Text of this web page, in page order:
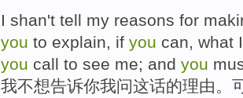
I shan't tell my reasons for
you to explain, if you can, what
you call to see me; and you
我不想告诉你我问这话的理由。